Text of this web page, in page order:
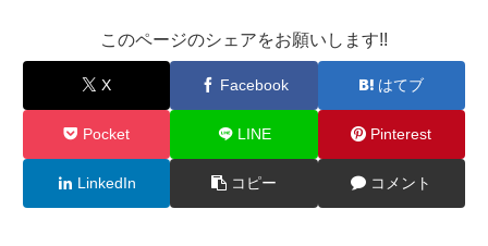
このページのシェアをお願いします!!
X Facebook はてブ
Pocket LINE Pinterest
LinkedIn コピー コメント